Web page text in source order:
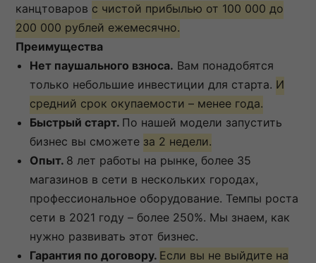
канцтоваров с чистой прибылью от 100 000 до
200 000 рублей ежемесячно.
Преимущества
Нет паушального взноса. Вам понадобятся
только небольшие инвестиции для старта. И
средний срок окупаемости – менее года.
Быстрый старт. По нашей модели запустить
бизнес вы сможете за 2 недели.
Опыт. 8 лет работы на рынке, более 35
магазинов в сети в нескольких городах,
профессиональное оборудование. Темпы роста
сети в 2021 году – более 250%. Мы знаем, как
нужно развивать этот бизнес.
Гарантия по договору. Если вы не выйдите на